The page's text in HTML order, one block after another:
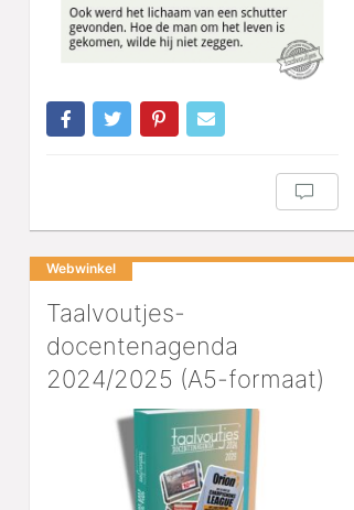
Webwinkel
Taalvoutjes-
docentenagenda
2024/2025 (A5-formaat)